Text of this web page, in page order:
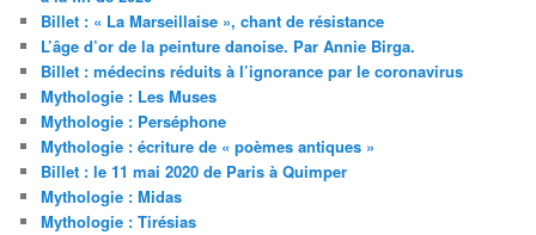
Billet : « La Marseillaise », chant de résistance
L’âge d’or de la peinture danoise. Par Annie Birga.
Billet : médecins réduits à l’ignorance par le coronavirus
Mythologie : Les Muses
Mythologie : Perséphone
Mythologie : écriture de « poèmes antiques »
Billet : le 11 mai 2020 de Paris à Quimper
Mythologie : Midas
Mythologie : Tirésias